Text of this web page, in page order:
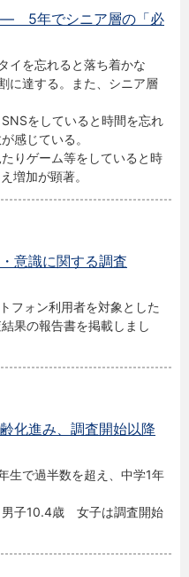
5年でシニア層の「必
イを忘れると落ち着かな
に達する。また、シニア層
をしていると時間を忘れ
感じている。
りゲーム等をしていると時
増加が顕著。
意識に関する調査
フォン利用者を対象とした
果の報告書を掲載しまし
化進み、調査開始以降
生で過半数を超え、中学1年
子10.4歳 女子は調査開始